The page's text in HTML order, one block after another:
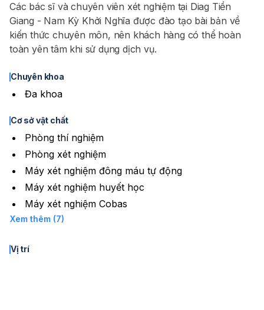
Các bác sĩ và chuyên viên xét nghiệm tại Diag Tiền
Giang - Nam Kỳ Khởi Nghĩa được đào tạo bài bản về
kiến thức chuyên môn, nên khách hàng có thể hoàn
toàn yên tâm khi sử dụng dịch vụ.
Chuyên khoa
Đa khoa
Cơ sở vật chất
Phòng thí nghiệm
Phòng xét nghiệm
Máy xét nghiệm đông máu tự động
Máy xét nghiệm huyết học
Máy xét nghiệm Cobas
Xem thêm (7)
Vị trí